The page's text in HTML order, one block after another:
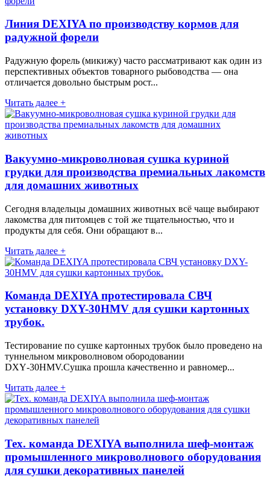
Линия DEXIYA по производству кормов для
радужной форели
Радужную форель (микижу) часто рассматривают как один из
перспективных объектов товарного рыбоводства — она
отличается довольно быстрым рост...
Читать далее +
Вакуумно-микроволновая сушка куриной
грудки для производства премиальных лакомств
для домашних животных
Сегодня владельцы домашних животных всё чаще выбирают
лакомства для питомцев с той же тщательностью, что и
продукты для себя. Они обращают в...
Читать далее +
Команда DEXIYA протестировала СВЧ
установку DXY-30HMV для сушки картонных
трубок.
Тестирование по сушке картонных трубок было проведено на
туннельном микроволновом обородовании
DXY‑30HMV.Сушка прошла качественно и равномер...
Читать далее +
Тех. команда DEXIYA выполнила шеф-монтаж
промышленного микроволнового оборудования
для сушки декоративных панелей